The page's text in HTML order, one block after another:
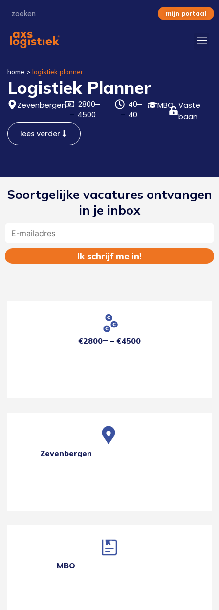
mijn portaal
home > logistiek planner
Logistiek Planner
Zevenbergen
2800
4500
40
40
MBO Vaste
baan
lees verder
Soortgelijke vacatures ontvangen
in je inbox
€2800 €4500
Zevenbergen
MBO